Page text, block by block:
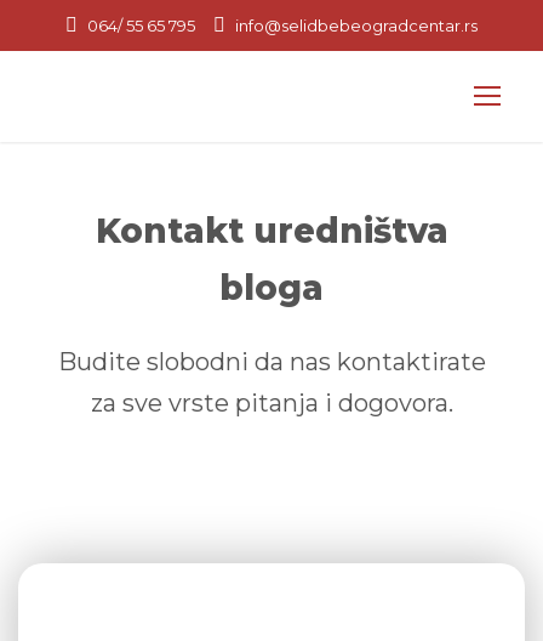
064/ 55 65 795 info@selidbebeogradcentar.rs
Kontakt uredništva
bloga
Budite slobodni da nas kontaktirate
za sve vrste pitanja i dogovora.